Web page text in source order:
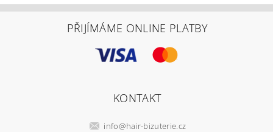
PŘIJÍMÁME ONLINE PLATBY
KONTAKT
info@hair-bizuterie.cz